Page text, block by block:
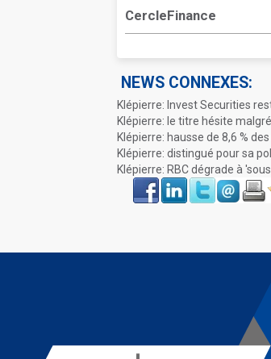
CercleFinance
NEWS CONNEXES:
Klépierre: Invest Securities
Klépierre: le titre hésite
Klépierre: hausse de 8,6 %
Klépierre: distingué pour sa
Klépierre: RBC dégrade à
Face
book
LinkIn Twitter Envoyer Imprimer